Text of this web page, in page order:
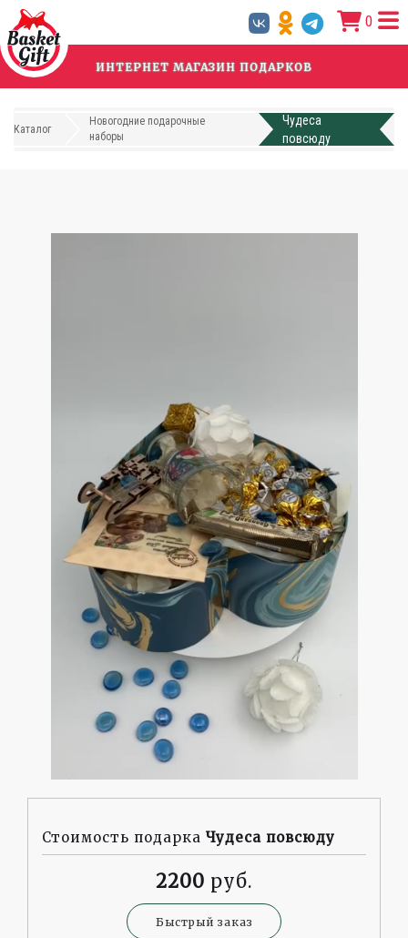
Перейти
основному
содержанию
0
ИНТЕРНЕТ МАГАЗИН ПОДАРКОВ
Каталог
Новогодние подарочные
наборы
Чудеса
повсюду
Стоимость подарка Чудеса повсюду
2200
Быстрый заказ